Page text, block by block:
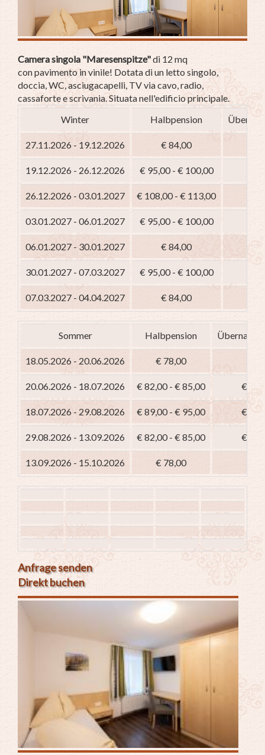
Camera singola "Maresenspitze"di 12 mq
con pavimento in vinile! Dotata di un letto singolo,
doccia, WC, asciugacapelli, TV via cavo, radio,
cassaforte e scrivania. Situata nell'edificio principale.
Winter
Halbpension
27.11.2026 - 19.12.2026 € 84,00
19.12.2026 - 26.12.2026 € 95,00 - € 100,00
26.12.2026 - 03.01.2027 € 108,00 - € 113,00
03.01.2027 - 06.01.2027 € 95,00 - € 100,00
06.01.2027 - 30.01.2027 € 84,00
30.01.2027 - 07.03.2027 € 95,00 - € 100,00
07.03.2027 - 04.04.2027 € 84,00
Sommer Halbpension
18.05.2026 - 20.06.2026 € 78,00
20.06.2026 - 18.07.2026 € 82,00 - € 85,00 €
18.07.2026 - 29.08.2026 € 89,00 - € 95,00 €
29.08.2026 - 13.09.2026 € 82,00 - € 85,00 €
13.09.2026 - 15.10.2026 € 78,00
Anfrage senden
Direkt buchen